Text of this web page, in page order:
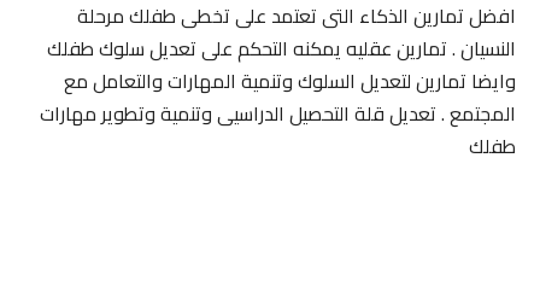
افضل تمارين الذكاء التى تعتمد على تخطى طفلك مرحلة
النسيان . تمارين عقليه يمكنه التحكم على تعديل سلوك طفلك
وايضا تمارين لتعديل السلوك وتنمية المهارات والتعامل مع
المجتمع . تعديل قلة التحصيل الدراسيى وتنمية وتطوير مهارات
طفلك